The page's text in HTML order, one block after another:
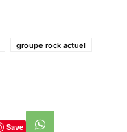
groupe rock actuel
Save